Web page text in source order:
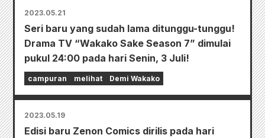
2023.05.21
Seri baru yang sudah lama ditunggu-tunggu!
Drama TV “Wakako Sake Season 7” dimulai
pukul 24:00 pada hari Senin, 3 Juli!
campuran melihat Demi Wakako
2023.05.19
Edisi baru Zenon Comics dirilis pada hari